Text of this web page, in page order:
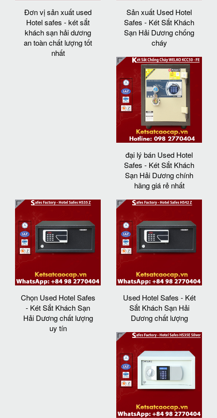
Đơn vị sản xuất used
Hotel safes - két sắt
khách sạn hải dương
an toàn chất lượng tốt
nhất
Sản xuất Used Hotel
Safes - Két Sắt Khách
Sạn Hải Dương chống
cháy
đại lý bán Used Hotel
Safes - Két Sắt Khách
Sạn Hải Dương chính
hãng giá rẻ nhất
Chọn Used Hotel Safes
- Két Sắt Khách Sạn
Hải Dương chất lượng
uy tín
Used Hotel Safes - Két
Sắt Khách Sạn Hải
Dương chất lượng